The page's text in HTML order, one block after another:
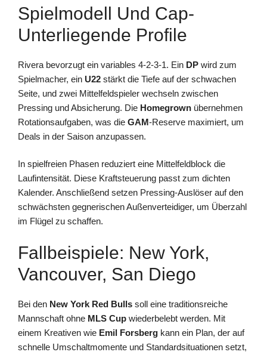
Spielmodell Und Cap-
Unterliegende Profile
Rivera bevorzugt ein variables 4-2-3-1. Ein DP wird zum
Spielmacher, ein U22 stärkt die Tiefe auf der schwachen
Seite, und zwei Mittelfeldspieler wechseln zwischen
Pressing und Absicherung. Die Homegrown übernehmen
Rotationsaufgaben, was die GAM-Reserve maximiert, um
Deals in der Saison anzupassen.
In spielfreien Phasen reduziert eine Mittelfeldblock die
Laufintensität. Diese Kraftsteuerung passt zum dichten
Kalender. Anschließend setzen Pressing-Auslöser auf den
schwächsten gegnerischen Außenverteidiger, um Überzahl
im Flügel zu schaffen.
Fallbeispiele: New York,
Vancouver, San Diego
Bei den New York Red Bulls soll eine traditionsreiche
Mannschaft ohne MLS Cup wiederbelebt werden. Mit
einem Kreativen wie Emil Forsberg kann ein Plan, der auf
schnelle Umschaltmomente und Standardsituationen setzt,